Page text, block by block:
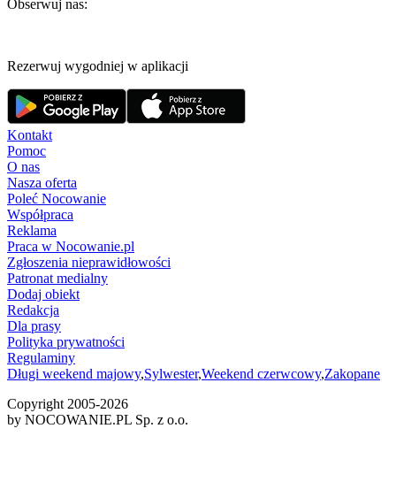
Obserwuj nas:
Rezerwuj wygodniej w aplikacji
Kontakt
Pomoc
O nas
Nasza oferta
Poleć Nocowanie
Współpraca
Reklama
Praca w Nocowanie.pl
Zgłoszenia nieprawidłowości
Patronat medialny
Dodaj obiekt
Redakcja
Dla prasy
Polityka prywatności
Regulaminy
Długi weekend majowy,Sylwester,Weekend czerwcowy,Zakopane
Copyright 2005-2026
by NOCOWANIE.PL Sp. z o.o.